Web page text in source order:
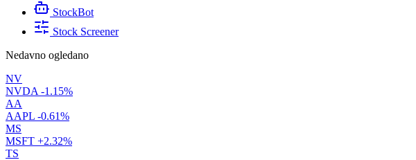
StockBot
Stock Screener
Nedavno ogledano
NV
NVDA -1.15%
AA
AAPL -0.61%
MS
MSFT +2.32%
TS